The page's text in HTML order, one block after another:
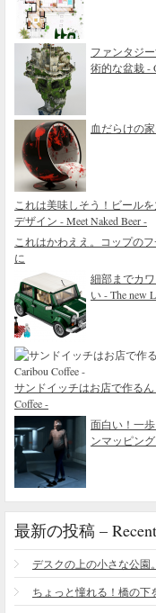
ファンタジ
術的な盆栽 -
血だらけの
これは美味しそう！ビール
デザイン - Meet Naked Beer -
これはかわええ。コップの
に
細部までカ
い - The new
サンドイッチはお店で作る
Coffee -
面白い！一
ンマッピン
最新の投稿 –
デスクの上の小さな公園
ちょっと憧れる！橋の下